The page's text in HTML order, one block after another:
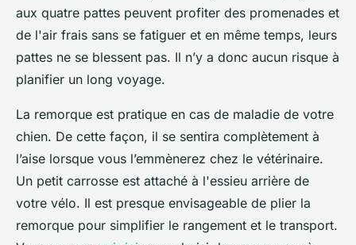
aux quatre pattes peuvent profiter des promenades et
de l'air frais sans se fatiguer et en même temps, leurs
pattes ne se blessent pas. Il n’y a donc aucun risque à
planifier un long voyage.
La remorque est pratique en cas de maladie de votre
chien. De cette façon, il se sentira complètement à
l’aise lorsque vous l’emmènerez chez le vétérinaire.
Un petit carrosse est attaché à l'essieu arrière de
votre vélo. Il est presque envisageable de plier la
remorque pour simplifier le rangement et le transport.